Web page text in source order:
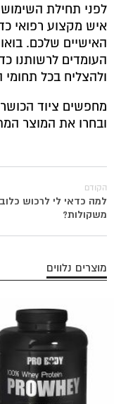
לפני תחילת
איש מקצוע רפואי
האישיים שלכם.
העומדים לרשותנו
ולהצליח בכל תחומי
מחפשים ציוד
ובחרו את המוצר
הקודם
למה כדאי לי לרכוש כלוב
משקולות?
מוצרים נלווים